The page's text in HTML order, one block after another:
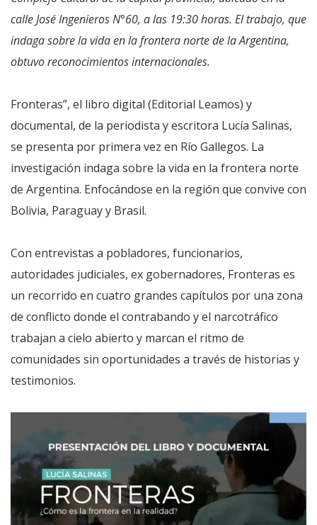
calle José Ingenieros N°60, a las 19:30 horas. El trabajo, que
indaga sobre la vida en la frontera norte de la Argentina,
obtuvo reconocimientos internacionales.
Fronteras”, el libro digital (Editorial Leamos) y
documental, de la periodista y escritora Lucía Salinas,
se presenta por primera vez en Río Gallegos. La
investigación indaga sobre la vida en la frontera norte
de Argentina. Enfocándose en la región que convive con
Bolivia, Paraguay y Brasil.
Con entrevistas a pobladores, funcionarios,
autoridades judiciales, ex gobernadores, Fronteras es
un recorrido en cuatro grandes capítulos por una zona
de conflicto donde el contrabando y el narcotráfico
trabajan a cielo abierto y marcan el ritmo de
comunidades sin oportunidades a través de historias y
testimonios.